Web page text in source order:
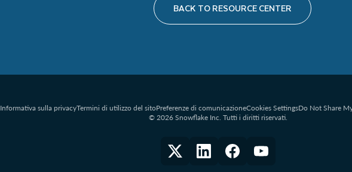
BACK TO RESOURCE CENTER
Informativa sulla privacyTermini di utilizzo del sitoPreferenze di comunicazioneCookies SettingsDo Not Share
© 2026 Snowflake Inc. Tutti i diritti riservati.